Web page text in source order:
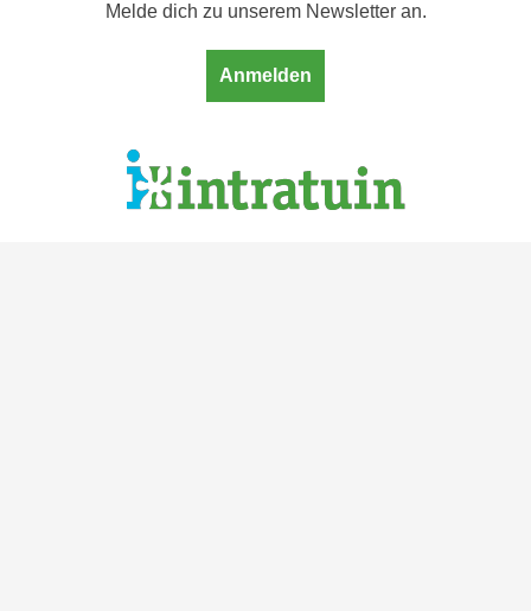
Melde dich zu unserem Newsletter an.
Anmelden